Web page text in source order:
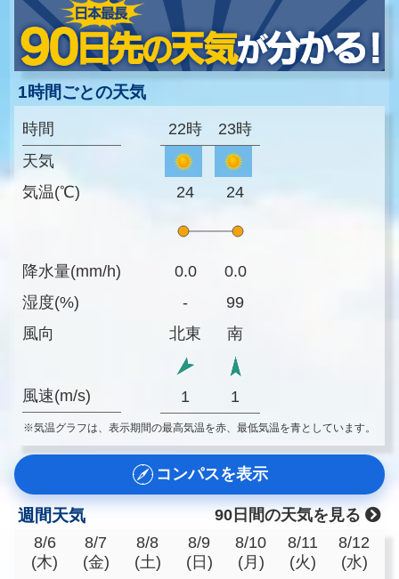
1時間ごとの天気
時間
天気
気温(℃)
降水量(mm/h)
湿度(%)
風向
風速(m/s)
22時 23時
24 24
0.0
0.0
-
99
北東
南
1 1
※気温グラフは、表示期間の最高気温を赤、最低気温を青としています。
コンパスを表示
週間天気
90日間の天気を見る
8/6
(木)
8/7
(金)
8/8
(土)
8/9
(日)
8/10
(月)
8/11
(火)
8/12
(水)